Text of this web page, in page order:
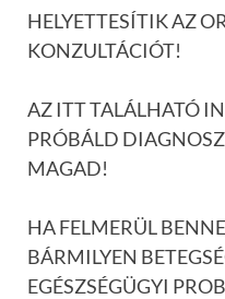
HELYETTESÍTIK AZ
KONZULTÁCIÓT!
AZ ITT TALÁLHATÓ
PRÓBÁLD
MAGAD!
HA FELMERÜL
BÁRMILYEN
EGÉSZSÉGÜGYI